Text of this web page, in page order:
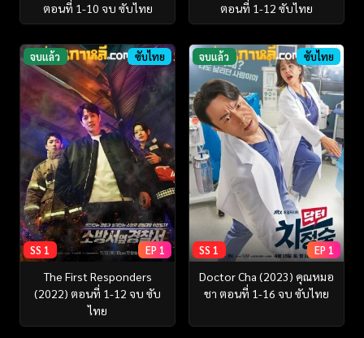
ตอนที่ 1-10 จบ ซับไทย
ตอนที่ 1-12 ซับไทย
จบแล้ว ซับไทย
SS 1 EP 1
The First Responders
(2022) ตอนที่ 1-12 จบ ซับ
ไทย
จบแล้ว ซับไทย
SS 1 EP 1
Doctor Cha (2023) คุณหมอ
ชา ตอนที่ 1-16 จบ ซับไทย